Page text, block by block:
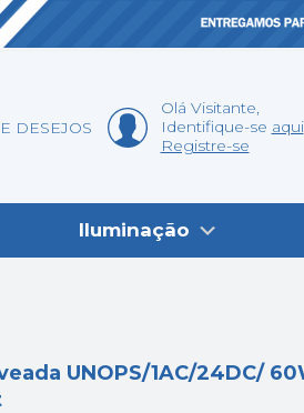
DESEJOS
Olá Visitante,
Identifique-se aqui
Registre-se
Iluminação
UNOPS/1AC/24DC/